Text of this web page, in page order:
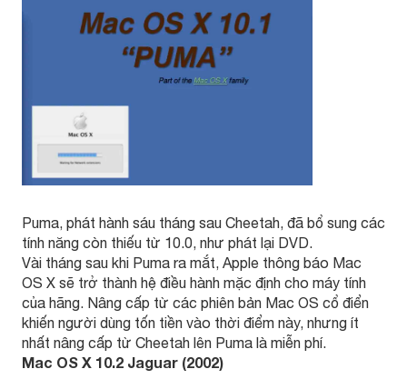
Puma, phát hành sáu tháng sau Cheetah, đã bổ sung các
tính năng còn thiếu từ 10.0, như phát lại DVD.
Vài tháng sau khi Puma ra mắt, Apple thông báo Mac
OS X sẽ trở thành hệ điều hành mặc định cho máy tính
của hãng. Nâng cấp từ các phiên bản Mac OS cổ điển
khiến người dùng tốn tiền vào thời điểm này, nhưng ít
nhất nâng cấp từ Cheetah lên Puma là miễn phí.
Mac OS X 10.2 Jaguar (2002)